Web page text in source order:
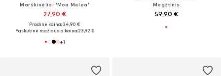
Marškinėliai 'Moa Melea'
27,90 €
Pradinė kaina: 34,90 €
Paskutinė mažiausia kaina:23,92 €
+1
Megztinis
59,90 €